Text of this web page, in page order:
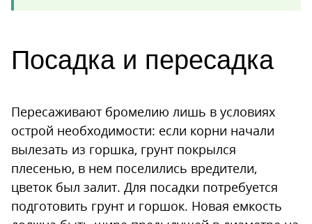
Посадка и пересадка
Пересаживают бромелию лишь в условиях
острой необходимости: если корни начали
вылезать из горшка, грунт покрылся
плесенью, в нем поселились вредители,
цветок был залит. Для посадки потребуется
подготовить грунт и горшок. Новая емкость